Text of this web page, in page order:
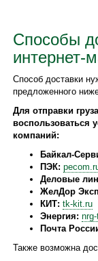
Способы
интернет-
Способ доставки
предложенного
Для отправки
воспользоваться
компаний:
Байкал-
ПЭК:
Деловые
ЖелДор
КИТ: tk-kit.ru
Энергия:
Почта
Также возможна